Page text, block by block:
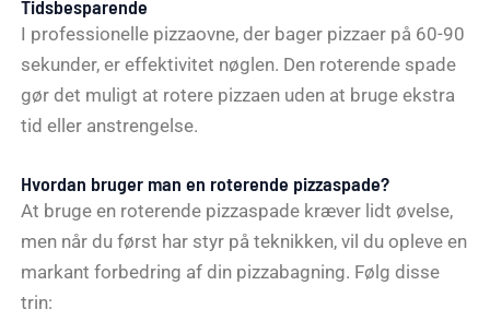
Tidsbesparende
I professionelle pizzaovne, der bager pizzaer på 60-90
sekunder, er effektivitet nøglen. Den roterende spade
gør det muligt at rotere pizzaen uden at bruge ekstra
tid eller anstrengelse.
Hvordan bruger man en roterende pizzaspade?
At bruge en roterende pizzaspade kræver lidt øvelse,
men når du først har styr på teknikken, vil du opleve en
markant forbedring af din pizzabagning. Følg disse
trin: